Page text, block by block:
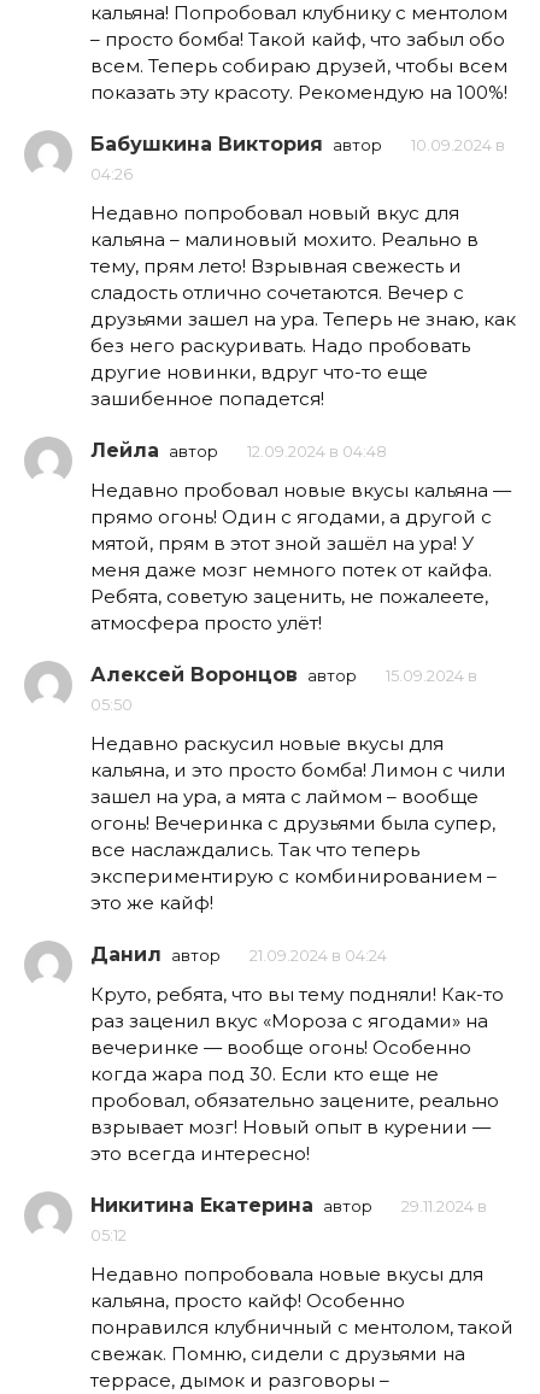
кальяна! Попробовал клубнику с ментолом
– просто бомба! Такой кайф, что забыл обо
всем. Теперь собираю друзей, чтобы всем
показать эту красоту. Рекомендую на 100%!
Бабушкина Виктория автор
10.09.2024 в
04:26
Недавно попробовал новый вкус для
кальяна – малиновый мохито. Реально в
тему, прям лето! Взрывная свежесть и
сладость отлично сочетаются. Вечер с
друзьями зашел на ура. Теперь не знаю, как
без него раскуривать. Надо пробовать
другие новинки, вдруг что-то еще
зашибенное попадется!
Лейла автор 12.09.2024 в 04:48
Недавно пробовал новые вкусы кальяна —
прямо огонь! Один с ягодами, а другой с
мятой, прям в этот зной зашёл на ура! У
меня даже мозг немного потек от кайфа.
Ребята, советую заценить, не пожалеете,
атмосфера просто улёт!
Алексей Воронцов автор
15.09.2024 в
05:50
Недавно раскусил новые вкусы для
кальяна, и это просто бомба! Лимон с чили
зашел на ура, а мята с лаймом – вообще
огонь! Вечеринка с друзьями была супер,
все наслаждались. Так что теперь
экспериментирую с комбинированием –
это же кайф!
Данил автор 21.09.2024 в 04:24
Круто, ребята, что вы тему подняли! Как-то
раз заценил вкус «Мороза с ягодами» на
вечеринке — вообще огонь! Особенно
когда жара под 30. Если кто еще не
пробовал, обязательно зацените, реально
взрывает мозг! Новый опыт в курении —
это всегда интересно!
Никитина Екатерина автор
29.11.2024 в
05:12
Недавно попробовала новые вкусы для
кальяна, просто кайф! Особенно
понравился клубничный с ментолом, такой
свежак. Помню, сидели с друзьями на
террасе, дымок и разговоры –